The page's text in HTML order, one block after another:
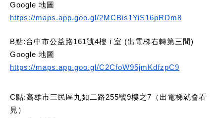
Google 地圖
https://maps.app.goo.gl/2MCBis1YiS16pRDm8
B點:台中市公益路161號4樓 i 室 (出電梯右轉第三間)
Google 地圖
https://maps.app.goo.gl/C2CfoW95jmKdfzpC9
C點:高雄市三民區九如二路255號9樓之7（出電梯就會看
見）